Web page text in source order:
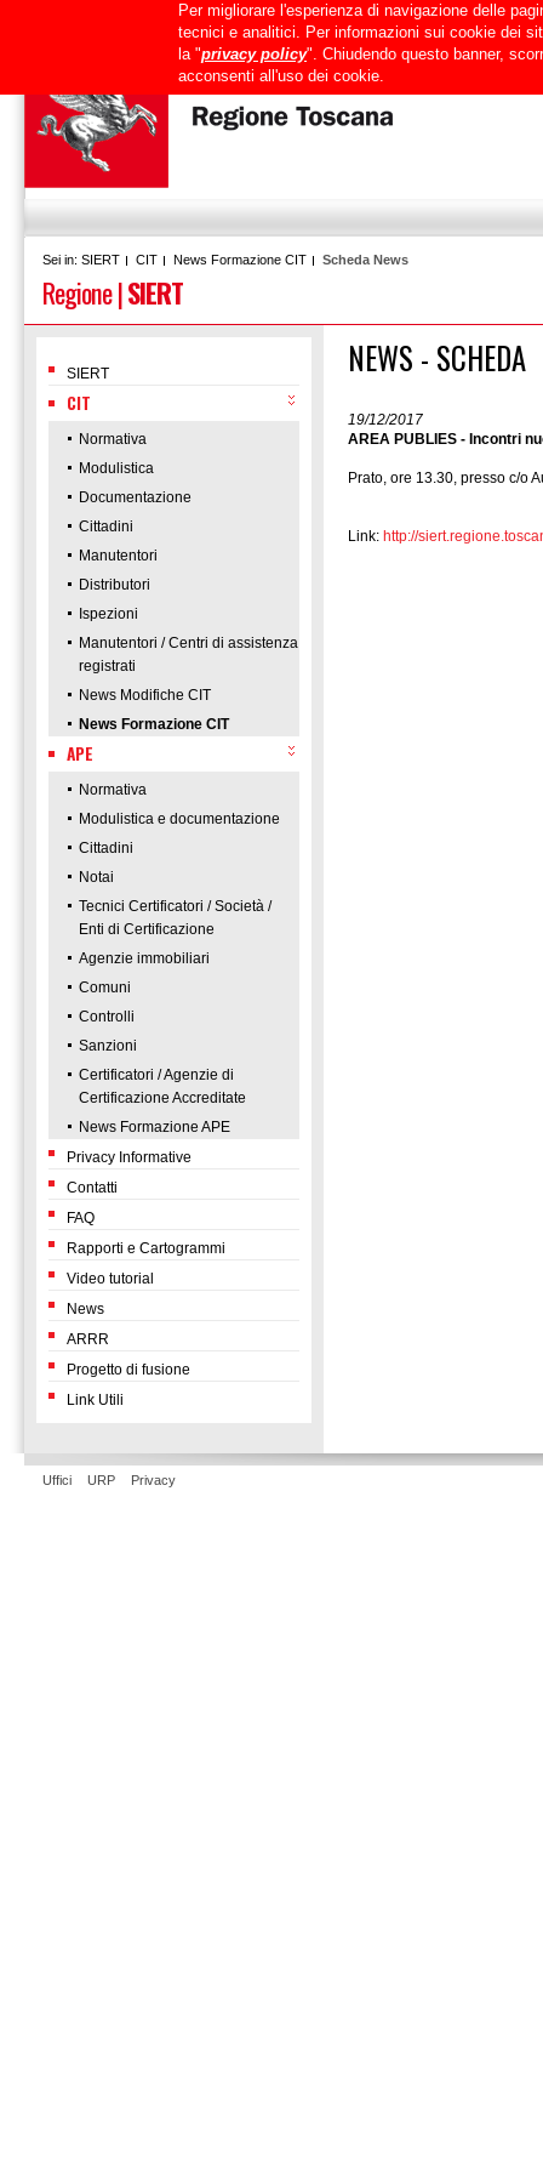
Mappa del sito RTRT Intranet
Sei in: SIERT CIT News Formazione CIT Scheda News
Regione|SIERT
SIERT
CIT
Normativa
Modulistica
Documentazione
Cittadini
Manutentori
Distributori
Ispezioni
Manutentori / Centri di assistenza
registrati
News Modifiche CIT
News Formazione CIT
APE
Normativa
Modulistica e documentazione
Cittadini
Notai
Tecnici Certificatori / Società /
Enti di Certificazione
Agenzie immobiliari
Comuni
Controlli
Sanzioni
Certificatori / Agenzie di
Certificazione Accreditate
News Formazione APE
Privacy Informative
Contatti
FAQ
Rapporti e Cartogrammi
Video tutorial
News
ARRR
Progetto di fusione
Link Utili
NEWS - SCHEDA
19/12/2017
AREA PUBLIES - Incontri
Prato, ore 13.30, presso c/o
Link: http://
Uffici URP Privacy
Per migliorare l'esperienza di navigazione delle
tecnici e analitici. Per informazioni sui cookie dei
la "privacy policy". Chiudendo questo banner,
acconsenti all'uso dei cookie.